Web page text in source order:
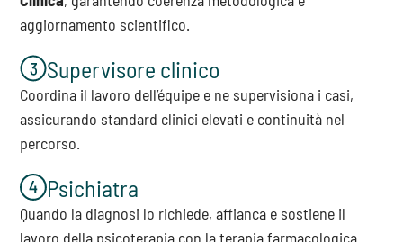
aggiornamento scientifico.
Supervisore clinico
Coordina il lavoro dell’équipe e ne supervisiona i casi,
assicurando standard clinici elevati e continuità nel
percorso.
Psichiatra
Quando la diagnosi lo richiede, affianca e sostiene il
lavoro della psicoterapia con la terapia farmacologica.